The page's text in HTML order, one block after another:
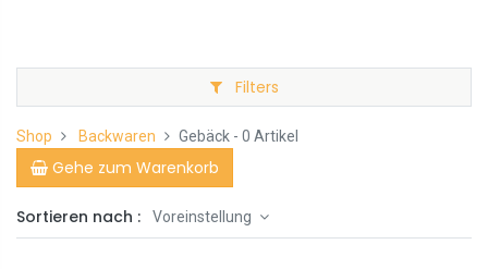
Filters
Shop Backwaren Gebäck - 0 Artikel
Gehe zum Warenkorb
Sortieren nach : Voreinstellung